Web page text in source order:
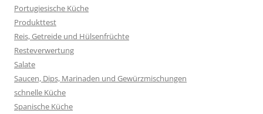
Portugiesische Küche
Produkttest
Reis, Getreide und Hülsenfrüchte
Resteverwertung
Salate
Saucen, Dips, Marinaden und Gewürzmischungen
schnelle Küche
Spanische Küche